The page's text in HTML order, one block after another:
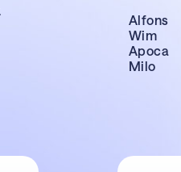
Alfons
Wim
Apoca
Milo